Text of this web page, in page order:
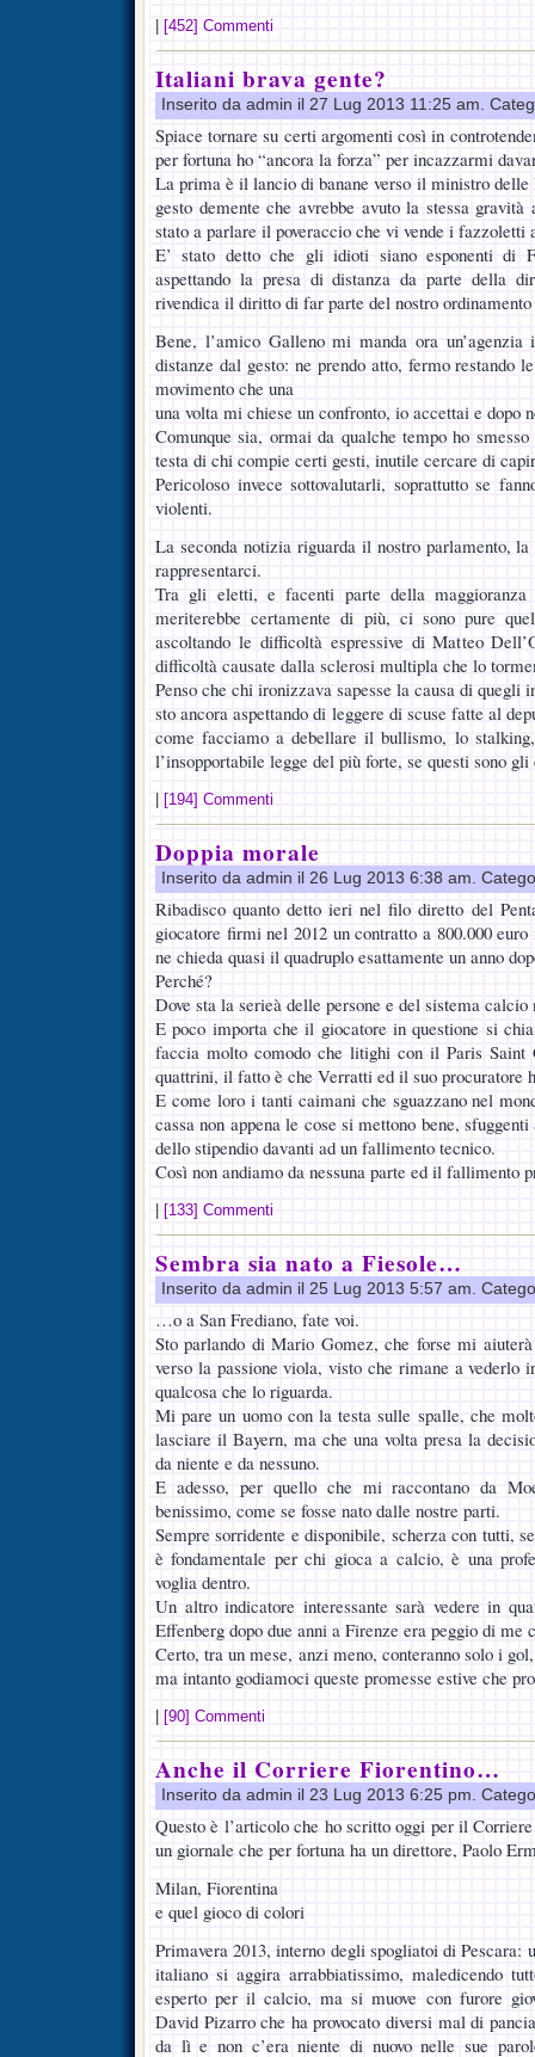
[452] Commenti
Italiani brava gente?
Inserito da admin il 27 Lug 2013 11:25 am.
Spiace tornare su certi argomenti così in
per fortuna ho “ancora la forza” per incazzarmi
La prima è il lancio di banane verso il ministro
gesto demente che avrebbe avuto la stessa
stato a parlare il poveraccio che vi vende i fazzoletti
E’ stato detto che gli idioti siano esponenti di
aspettando la presa di distanza da parte della
rivendica il diritto di far parte del nostro
Bene, l’amico Galleno mi manda ora
distanze dal gesto: ne prendo atto, fermo restando
movimento che una
una volta mi chiese un confronto, io accettai e dopo
Comunque sia, ormai da qualche tempo ho
testa di chi compie certi gesti, inutile cercare di
Pericoloso invece sottovalutarli, soprattutto se
violenti.
La seconda notizia riguarda il nostro parlamento,
rappresentarci.
Tra gli eletti, e facenti parte della maggioranza
meriterebbe certamente di più, ci sono pure
ascoltando le difficoltà espressive di Matteo
difficoltà causate dalla sclerosi multipla che lo
Penso che chi ironizzava sapesse la causa di quegli
sto ancora aspettando di leggere di scuse fatte al
come facciamo a debellare il bullismo, lo
l’insopportabile legge del più forte, se questi sono
[194] Commenti
Doppia morale
Inserito da admin il 26 Lug 2013 6:38 am.
Ribadisco quanto detto ieri nel filo diretto del
giocatore firmi nel 2012 un contratto a 800.000
ne chieda quasi il quadruplo esattamente un anno
Perché?
Dove sta la serieà delle persone e del sistema calcio
E poco importa che il giocatore in questione si
faccia molto comodo che litighi con il Paris Saint
quattrini, il fatto è che Verratti ed il suo procuratore
E come loro i tanti caimani che sguazzano nel
cassa non appena le cose si mettono bene,
dello stipendio davanti ad un fallimento tecnico.
Così non andiamo da nessuna parte ed il fallimento
[133] Commenti
Sembra sia nato a Fiesole…
Inserito da admin il 25 Lug 2013 5:57 am.
…o a San Frediano, fate voi.
Sto parlando di Mario Gomez, che forse mi
verso la passione viola, visto che rimane a vederlo
qualcosa che lo riguarda.
Mi pare un uomo con la testa sulle spalle, che
lasciare il Bayern, ma che una volta presa la
da niente e da nessuno.
E adesso, per quello che mi raccontano da
benissimo, come se fosse nato dalle nostre parti.
Sempre sorridente e disponibile, scherza con tutti,
è fondamentale per chi gioca a calcio, è una
voglia dentro.
Un altro indicatore interessante sarà vedere in
Effenberg dopo due anni a Firenze era peggio di
Certo, tra un mese, anzi meno, conteranno solo i
ma intanto godiamoci queste promesse estive che
[90] Commenti
Anche il Corriere Fiorentino…
Inserito da admin il 23 Lug 2013 6:25 pm.
Questo è l’articolo che ho scritto oggi per il
un giornale che per fortuna ha un direttore, Paolo
Milan, Fiorentina
e quel gioco di colori
Primavera 2013, interno degli spogliatoi di Pescara:
italiano si aggira arrabbiatissimo, maledicendo
esperto per il calcio, ma si muove con furore
David Pizarro che ha provocato diversi mal di
da lì e non c’era niente di nuovo nelle sue